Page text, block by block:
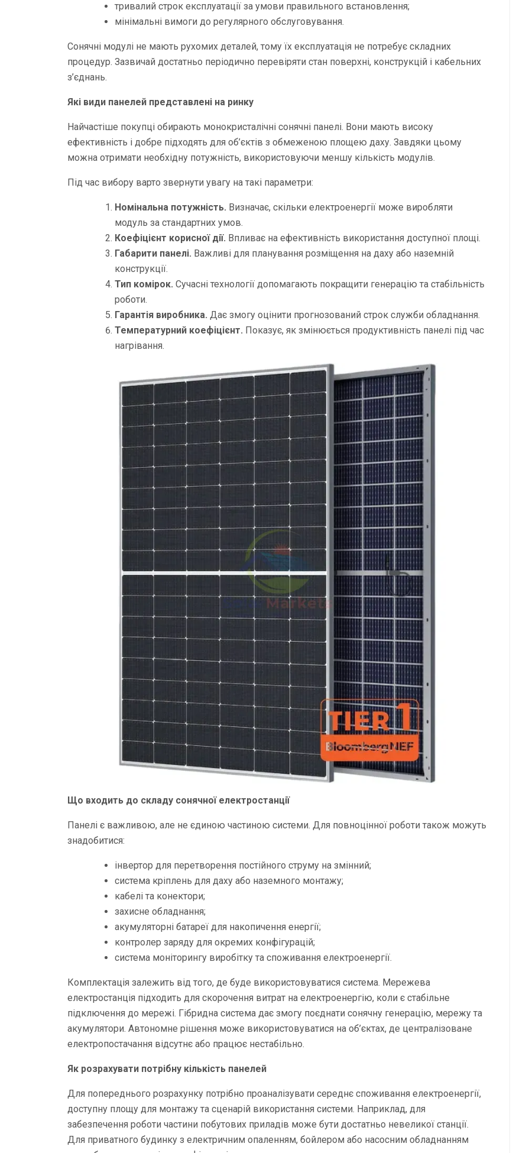
тривалий строк експлуатації за умови правильного встановлення;
мінімальні вимоги до регулярного обслуговування.
Сонячні модулі не мають рухомих деталей, тому їх експлуатація не потребує складних
процедур. Зазвичай достатньо періодично перевіряти стан поверхні, конструкцій і кабельних
з’єднань.
Які види панелей представлені на ринку
Найчастіше покупці обирають монокристалічні сонячні панелі. Вони мають високу
ефективність і добре підходять для об’єктів з обмеженою площею даху. Завдяки цьому
можна отримати необхідну потужність, використовуючи меншу кількість модулів.
Під час вибору варто звернути увагу на такі параметри:
Номінальна потужність. Визначає, скільки електроенергії може виробляти
модуль за стандартних умов.
Коефіцієнт корисної дії. Впливає на ефективність використання доступної площі.
Габарити панелі. Важливі для планування розміщення на даху або наземній
конструкції.
Тип комірок. Сучасні технології допомагають покращити генерацію та стабільність
роботи.
Гарантія виробника. Дає змогу оцінити прогнозований строк служби обладнання.
Температурний коефіцієнт. Показує, як змінюється продуктивність панелі під час
нагрівання.
Що входить до складу сонячної електростанції
Панелі є важливою, але не єдиною частиною системи. Для повноцінної роботи також можуть
знадобитися:
інвертор для перетворення постійного струму на змінний;
система кріплень для даху або наземного монтажу;
кабелі та конектори;
захисне обладнання;
акумуляторні батареї для накопичення енергії;
контролер заряду для окремих конфігурацій;
система моніторингу виробітку та споживання електроенергії.
Комплектація залежить від того, де буде використовуватися система. Мережева
електростанція підходить для скорочення витрат на електроенергію, коли є стабільне
підключення до мережі. Гібридна система дає змогу поєднати сонячну генерацію, мережу та
акумулятори. Автономне рішення може використовуватися на об’єктах, де централізоване
електропостачання відсутнє або працює нестабільно.
Як розрахувати потрібну кількість панелей
Для попереднього розрахунку потрібно проаналізувати середнє споживання електроенергії,
доступну площу для монтажу та сценарій використання системи. Наприклад, для
забезпечення роботи частини побутових приладів може бути достатньо невеликої станції.
Для приватного будинку з електричним опаленням, бойлером або насосним обладнанням